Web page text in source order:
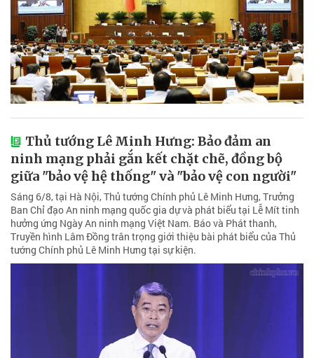
Thủ tướng Lê Minh Hưng: Bảo đảm an
ninh mạng phải gắn kết chặt chẽ, đồng bộ
giữa "bảo vệ hệ thống" và "bảo vệ con người"
Sáng 6/8, tại Hà Nội, Thủ tướng Chính phủ Lê Minh Hưng, Trưởng
Ban Chỉ đạo An ninh mạng quốc gia dự và phát biểu tại Lễ Mít tinh
hưởng ứng Ngày An ninh mạng Việt Nam. Báo và Phát thanh,
Truyền hình Lâm Đồng trân trọng giới thiệu bài phát biểu của Thủ
tướng Chính phủ Lê Minh Hưng tại sự kiện.